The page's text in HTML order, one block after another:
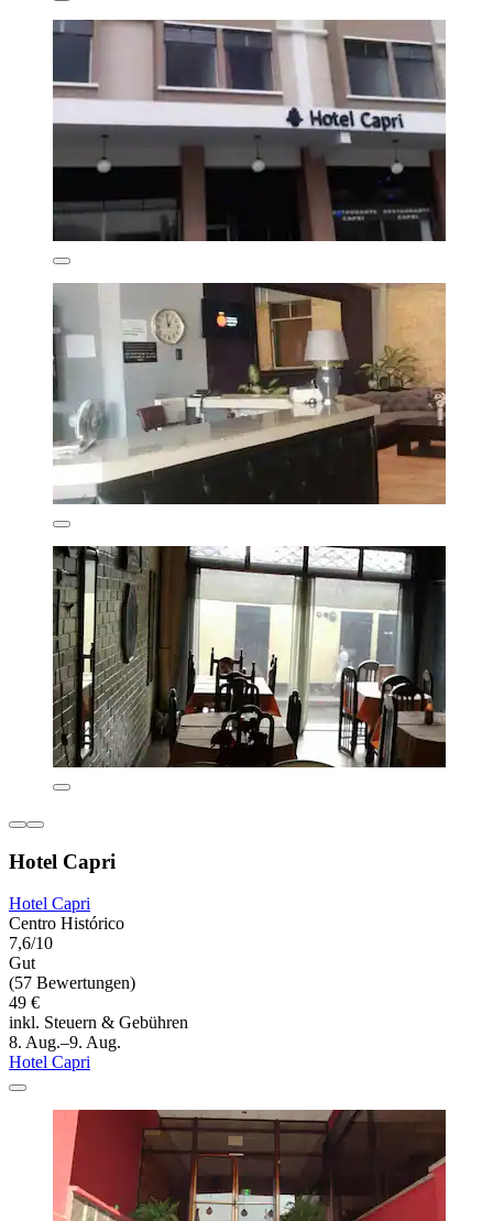
Hotel Capri
Hotel Capri
Centro Histórico
7,6/10
Gut
(57 Bewertungen)
49 €
inkl. Steuern & Gebühren
8. Aug.–9. Aug.
Hotel Capri